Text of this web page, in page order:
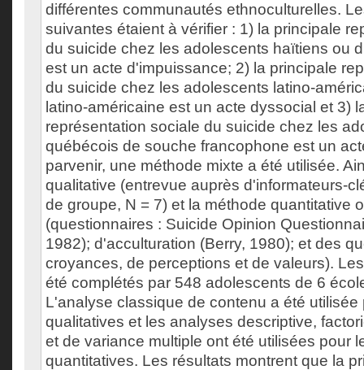
différentes communautés ethnoculturelles.
suivantes étaient à vérifier : 1) la principale
du suicide chez les adolescents haïtiens ou
est un acte d'impuissance; 2) la principale
du suicide chez les adolescents latino-
latino-américaine est un acte dyssocial et 3)
représentation sociale du suicide chez les
québécois de souche francophone est un
parvenir, une méthode mixte a été utilisée.
qualitative (entrevue auprès d'informateurs-
de groupe, N = 7) et la méthode quantitative
(questionnaires : Suicide Opinion
1982); d'acculturation (Berry, 1980); et des
croyances, de perceptions et de valeurs).
été complétés par 548 adolescents de 6
L'analyse classique de contenu a été
qualitatives et les analyses descriptive,
et de variance multiple ont été utilisées pour
quantitatives. Les résultats montrent que la